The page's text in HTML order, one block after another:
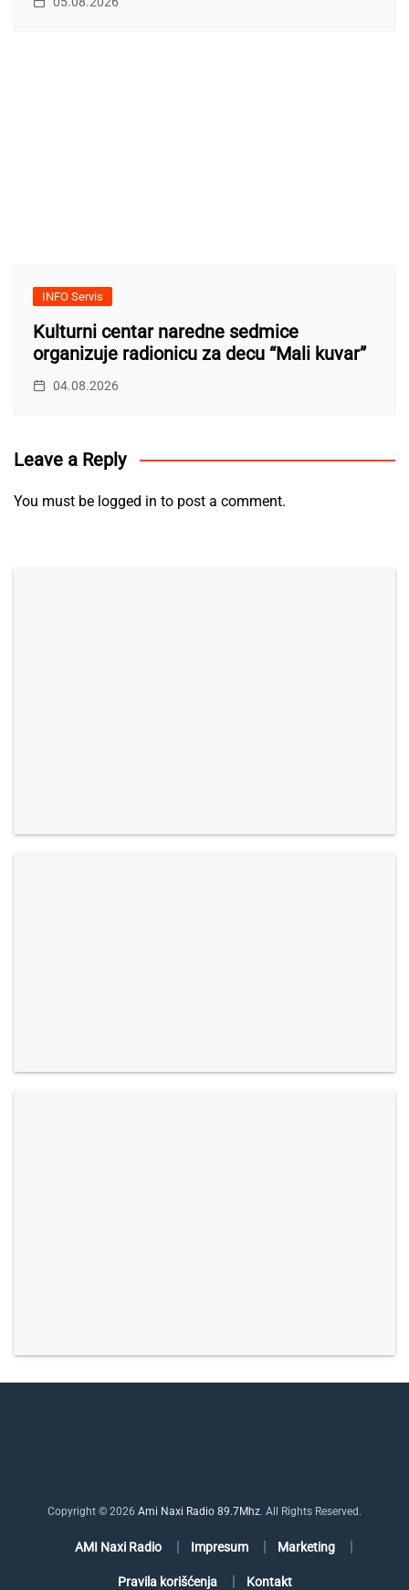
INFO Servis
Kulturni centar naredne sedmice
organizuje radionicu za decu “Mali kuvar”
04.08.2026
Leave a Reply
You must be logged in to post a comment.
Copyright © 2026 Ami Naxi Radio 89.7Mhz. All Rights Reserved.
AMI Naxi Radio Impresum Marketing
Pravila korišćenja Kontakt